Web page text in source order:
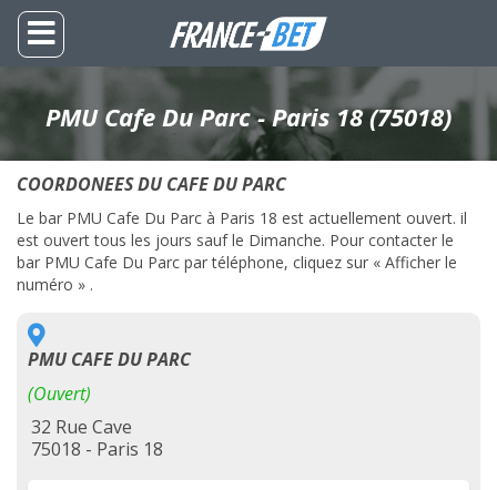
PMU Cafe Du Parc - Paris 18 (75018)
COORDONEES DU CAFE DU PARC
Le bar PMU Cafe Du Parc à Paris 18 est actuellement ouvert. il
est ouvert tous les jours sauf le Dimanche. Pour contacter le
bar PMU Cafe Du Parc par téléphone, cliquez sur « Afficher le
numéro » .
PMU CAFE DU PARC
(Ouvert)
32 Rue Cave
75018 - Paris 18